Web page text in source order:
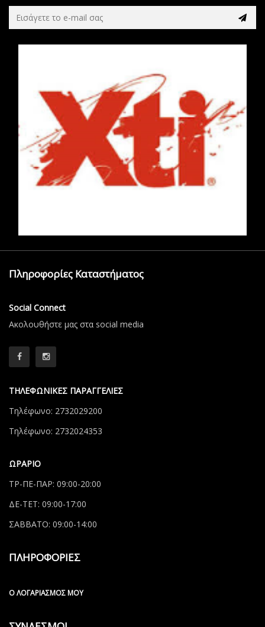
Πληροφορίες Καταστήματος
Social Connect
Aκολουθήστε μας στα social media
ΤΗΛΕΦΩΝΙΚΕΣ ΠΑΡΑΓΓΕΛΙΕΣ
Τηλέφωνο: 2732029200
Τηλέφωνο: 2732024353
ΩΡΑΡΙΟ
ΤΡ-ΠΕ-ΠΑΡ: 09:00-20:00
ΔΕ-ΤΕΤ: 09:00-17:00
ΣΑΒΒΑΤΟ: 09:00-14:00
ΠΛΗΡΟΦΟΡΙΕΣ
Ο ΛΟΓΑΡΙΑΣΜΌΣ ΜΟΥ